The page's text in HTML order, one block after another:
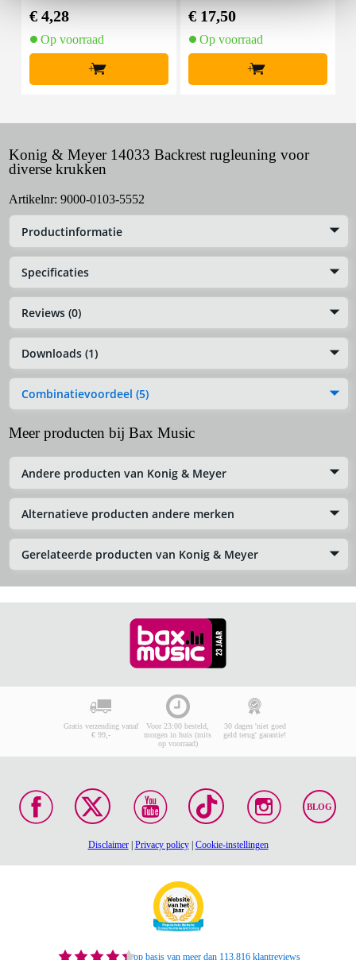
€ 4,28
Op voorraad
+
€ 17,50
Op voorraad
+
Konig & Meyer 14033 Backrest rugleuning voor
diverse krukken
Artikelnr: 9000-0103-5552
Productinformatie
Specificaties
Reviews (0)
Downloads (1)
Combinatievoordeel (5)
Meer producten bij Bax Music
Andere producten van Konig & Meyer
Alternatieve producten andere merken
Gerelateerde producten van Konig & Meyer
Gratis verzending vanaf
€ 99,-
Voor 23:00 besteld,
morgen in huis (mits
op voorraad)
30 dagen 'niet goed
geld terug' garantie!
BLOG
Disclaimer| Privacy policy| Cookie-instellingen
op basis van meer dan 113.816 klantreviews